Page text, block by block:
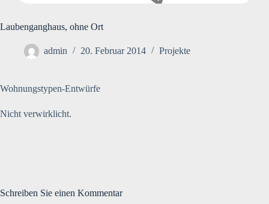
Laubenganghaus, ohne Ort
admin 20. Februar 2014 Projekte
Wohnungstypen-Entwürfe
Nicht verwirklicht.
Schreiben Sie einen Kommentar